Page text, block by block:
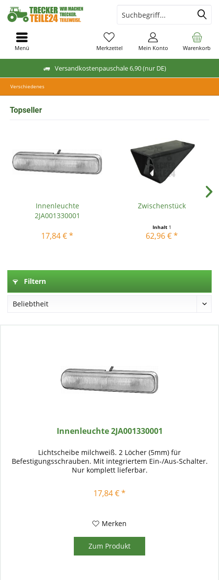
Versandkostenpauschale 6,90 (nur DE)
Warenkorb
Merkzettel Mein Konto
Menü
Verschiedenes
Topseller
Innenleuchte
2JA001330001
17,84 € *
Zwischenstück
Inhalt 1
62,96 € *
Filtern
Innenleuchte 2JA001330001
Lichtscheibe milchweiß. 2 Löcher (5mm) für
Befestigungsschrauben. Mit integriertem Ein-/Aus-Schalter.
Nur komplett lieferbar.
17,84 € *
Merken
Zum Produkt